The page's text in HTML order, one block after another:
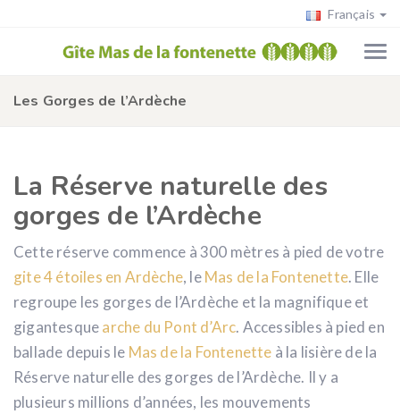
Français
Les Gorges de l’Ardèche
La Réserve naturelle des
gorges de l’Ardèche
Cette réserve commence à 300 mètres à pied de votre
gite 4 étoiles en Ardèche, leMas de la Fontenette. Elle
regroupe les gorges de l’Ardèche et la magnifique et
gigantesquearche du Pont d’Arc. Accessibles à pied en
ballade depuis le Mas de la Fontenette à la lisière de la
Réserve naturelle des gorges de l’Ardèche. Il y a
plusieurs millions d’années, les mouvements